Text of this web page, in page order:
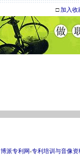
□加入收
博派专利网-专利培训与音像资